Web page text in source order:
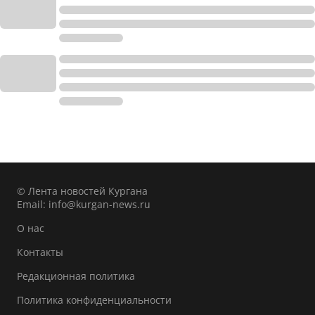
© Лента новостей Кургана
Email: info@kurgan-news.ru
О нас
Контакты
Редакционная политика
Политика конфиденциальности